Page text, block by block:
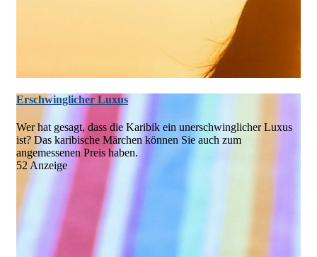
Erschwinglicher Luxus
Wer hat gesagt, dass die Karibik ein unerschwinglicher Luxus
ist? Das karibische Märchen können Sie auch zum
angemessenen Preis haben.
52 Anzeige